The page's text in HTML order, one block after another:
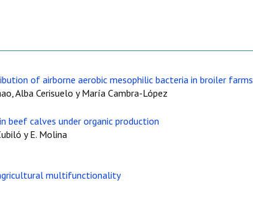
of airborne aerobic mesophilic bacteria in broiler farms
Alba Cerisuelo y María Cambra-López
beef calves under organic production
y E. Molina
multifunctionality